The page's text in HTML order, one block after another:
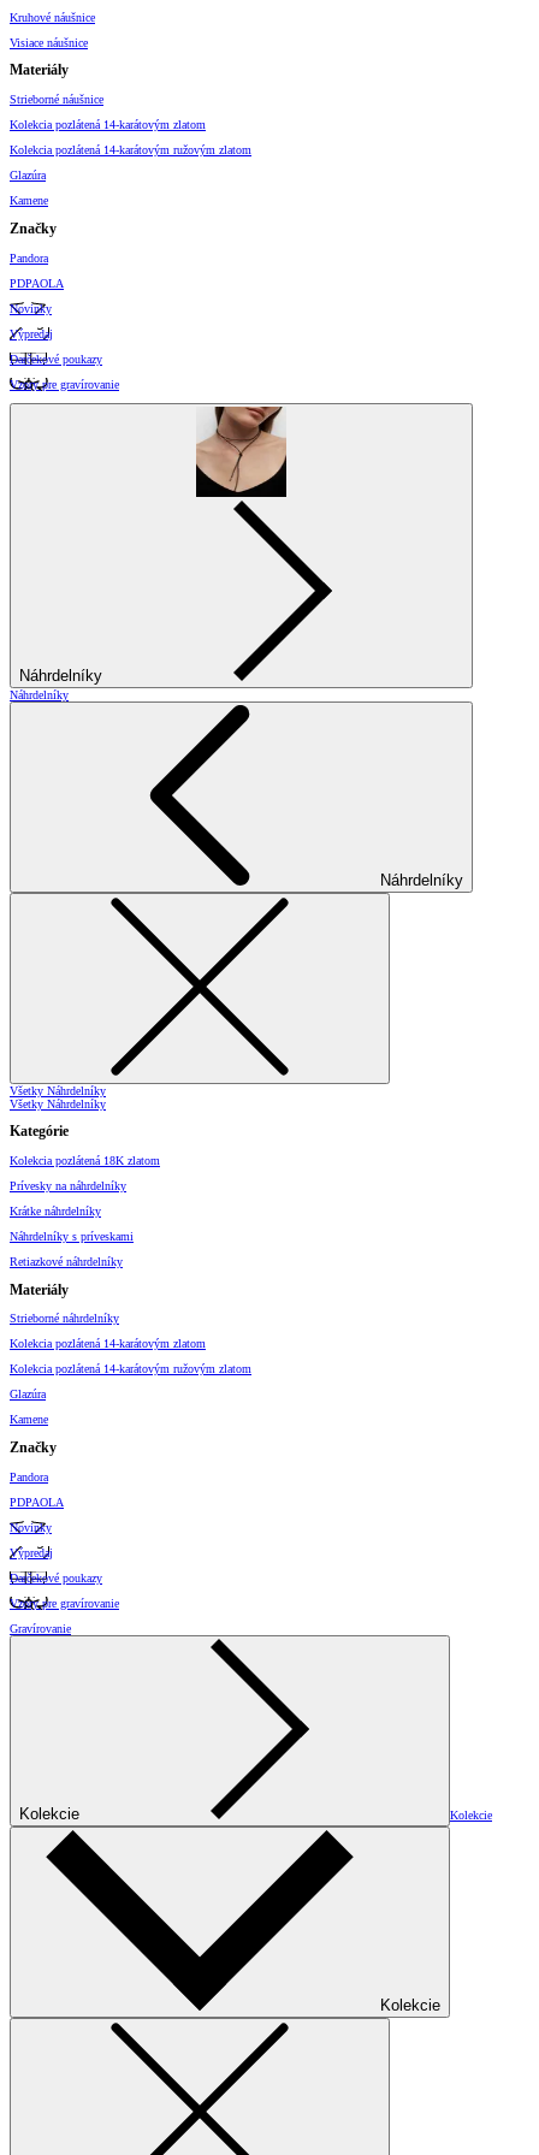
Kruhové náušnice
Visiace náušnice
Materiály
Strieborné náušnice
Kolekcia pozlátená 14-karátovým zlatom
Kolekcia pozlátená 14-karátovým ružovým zlatom
Glazúra
Kamene
Značky
Pandora
PDPAOLA
Novinky
Výpredaj
Darčekové poukazy
Vzory pre gravírovanie
Náhrdelníky
Náhrdelníky
Náhrdelníky
Všetky Náhrdelníky
Všetky Náhrdelníky
Kategórie
Kolekcia pozlátená 18K zlatom
Prívesky na náhrdelníky
Krátke náhrdelníky
Náhrdelníky s príveskami
Retiazkové náhrdelníky
Materiály
Strieborné náhrdelníky
Kolekcia pozlátená 14-karátovým zlatom
Kolekcia pozlátená 14-karátovým ružovým zlatom
Glazúra
Kamene
Značky
Pandora
PDPAOLA
Novinky
Výpredaj
Darčekové poukazy
Vzory pre gravírovanie
Gravírovanie
Kolekcie Kolekcie
Kolekcie